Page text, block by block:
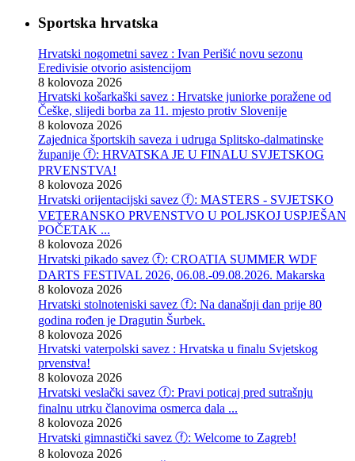
Sportska hrvatska
Hrvatski nogometni savez : Ivan Perišić novu sezonu
Eredivisie otvorio asistencijom
8 kolovoza 2026
Hrvatski košarkaški savez : Hrvatske juniorke poražene od
Češke, slijedi borba za 11. mjesto protiv Slovenije
8 kolovoza 2026
Zajednica športskih saveza i udruga Splitsko-dalmatinske
županije ⓕ: HRVATSKA JE U FINALU SVJETSKOG
PRVENSTVA!
8 kolovoza 2026
Hrvatski orijentacijski savez ⓕ: MASTERS - SVJETSKO
VETERANSKO PRVENSTVO U POLJSKOJ USPJEŠAN
POČETAK ...
8 kolovoza 2026
Hrvatski pikado savez ⓕ: CROATIA SUMMER WDF
DARTS FESTIVAL 2026, 06.08.-09.08.2026. Makarska
8 kolovoza 2026
Hrvatski stolnoteniski savez ⓕ: Na današnji dan prije 80
godina rođen je Dragutin Šurbek.
8 kolovoza 2026
Hrvatski vaterpolski savez : Hrvatska u finalu Svjetskog
prvenstva!
8 kolovoza 2026
Hrvatski veslački savez ⓕ: Pravi poticaj pred sutrašnju
finalnu utrku članovima osmerca dala ...
8 kolovoza 2026
Hrvatski gimnastički savez ⓕ: Welcome to Zagreb!
8 kolovoza 2026